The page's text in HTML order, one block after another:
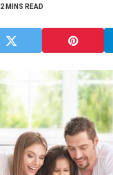
2 MINS READ